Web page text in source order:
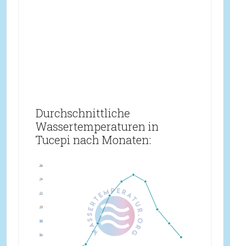
Durchschnittliche
Wassertemperaturen in
Tucepi nach Monaten: